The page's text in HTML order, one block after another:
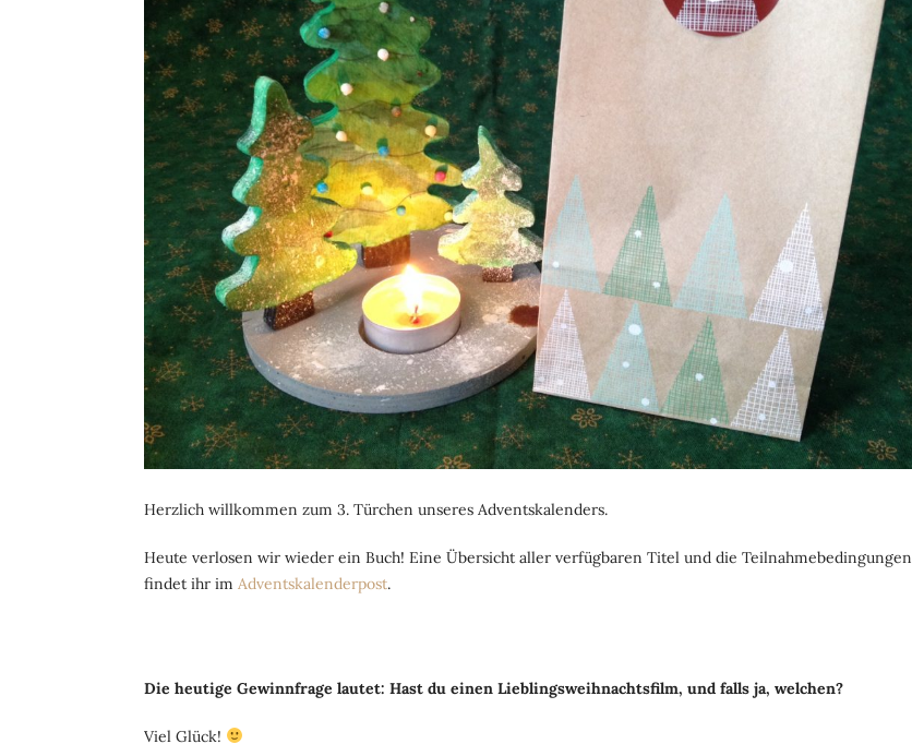
Herzlich willkommen zum 3. Türchen unseres Adventskalenders.
Heute verlosen wir wieder ein Buch! Eine Übersicht aller verfügbaren Titel und die Teilnahmebedingungen
findet ihr im Adventskalenderpost.
Die heutige Gewinnfrage lautet: Hast du einen Lieblingsweihnachtsfilm, und falls ja, welchen?
Viel Glück!